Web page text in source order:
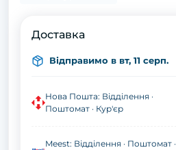
Доставка
Відправимо в вт, 11 серп.
Нова Пошта: Відділення ·
Поштомат · Кур'єр
Meest: Відділення · Поштомат ·